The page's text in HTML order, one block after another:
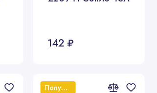
142 ₽
Популярный